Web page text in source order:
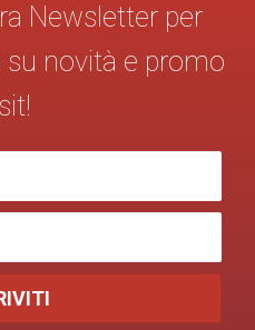
Newsletter per
novità e promo